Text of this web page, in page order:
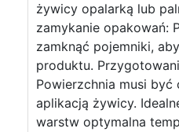
żywicy opalarką lub
zamykanie opakowań:
zamknąć pojemniki,
produktu.
Powierzchnia musi
aplikacją żywicy.
warstw optymalna